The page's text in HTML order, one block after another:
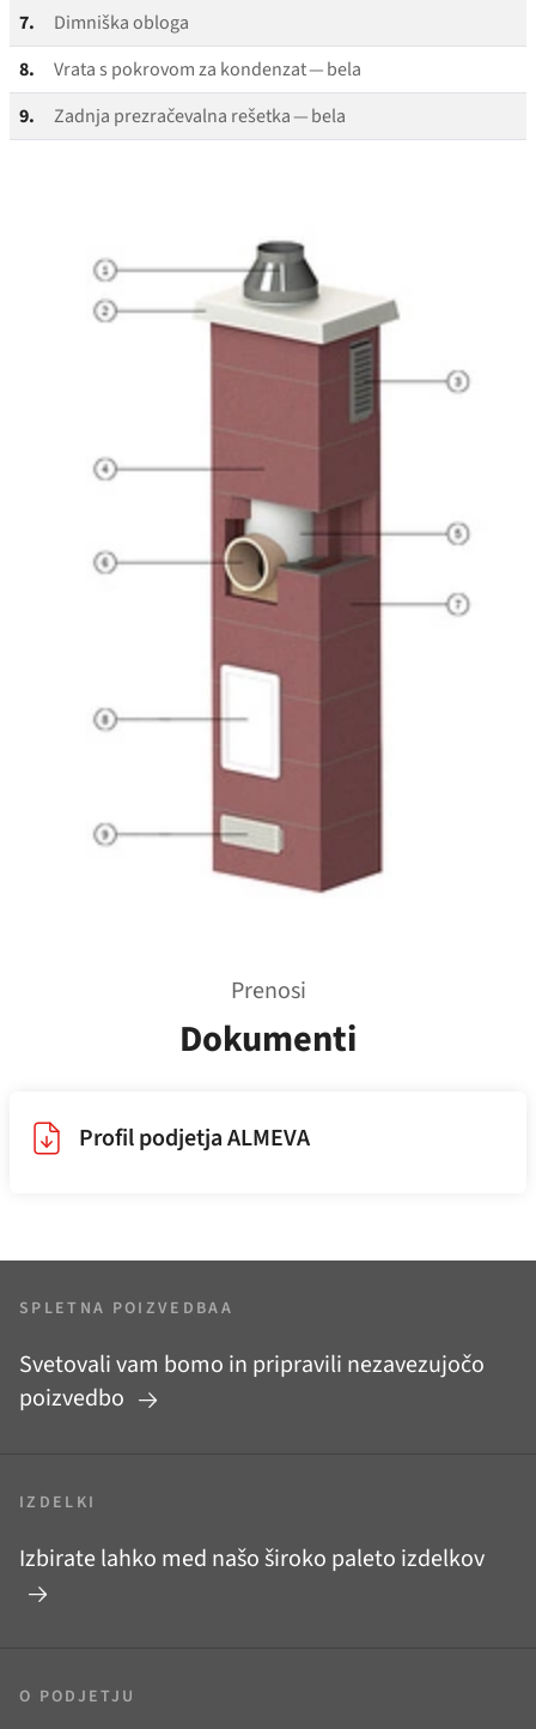
7.
Dimniška obloga
8.
Vrata s pokrovom za kondenzat — bela
9.
Zadnja prezračevalna rešetka — bela
Prenosi
Dokumenti
Profil podjetja ALMEVA
SPLETNA POIZVEDBAA
Svetovali vam bomo in pripravili nezavezujočo
poizvedbo
IZDELKI
Izbirate lahko med našo široko paleto izdelkov
O PODJETJU